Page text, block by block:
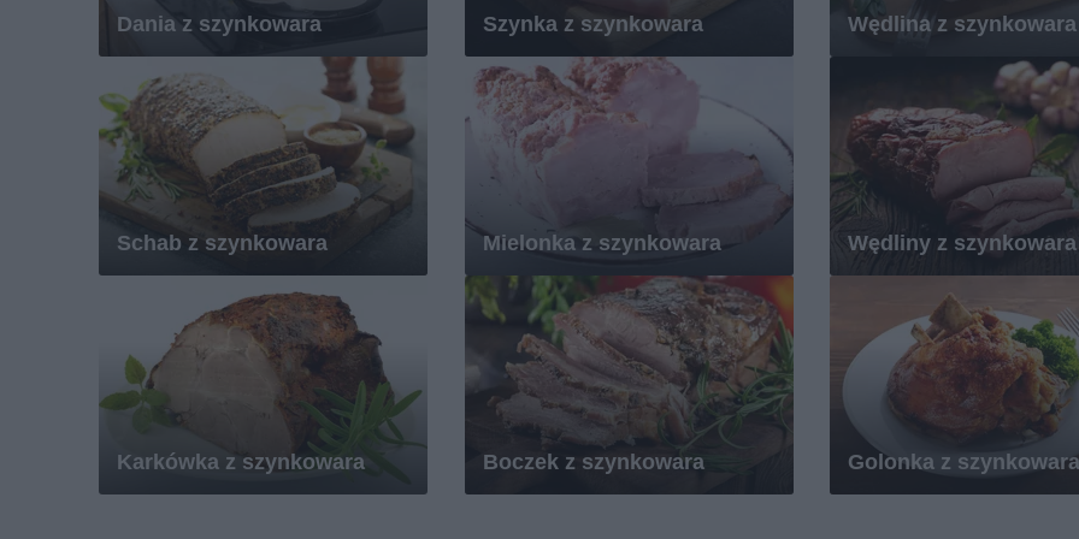
Dania z szynkowara Szynka z szynkowara Wędlina z szynkowara
Schab z szynkowara Mielonka z szynkowara Wędliny z szynkowara
Karkówka z szynkowara Boczek z szynkowara Golonka z szynkowara